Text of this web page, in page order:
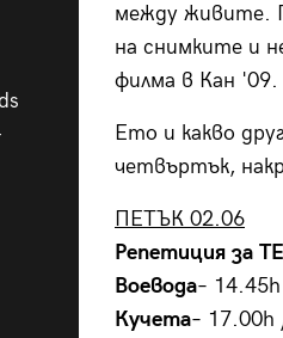
между живите.
на снимките и
филма в Кан '09.
Ето и какво
четвъртък,
ПЕТЪК 02.06
Репетиция за
Воевода–
Кучета– 17.00h